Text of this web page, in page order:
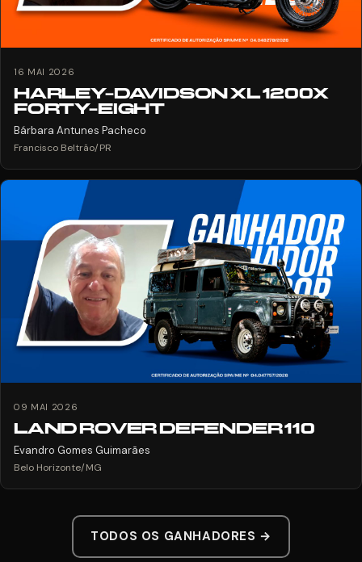
16 MAI 2026
HARLEY-DAVIDSON XL 1200X
FORTY-EIGHT
Bárbara Antunes Pacheco
Francisco Beltrão/PR
09 MAI 2026
LAND ROVER DEFENDER 110
Evandro Gomes Guimarães
Belo Horizonte/MG
TODOS OS GANHADORES →